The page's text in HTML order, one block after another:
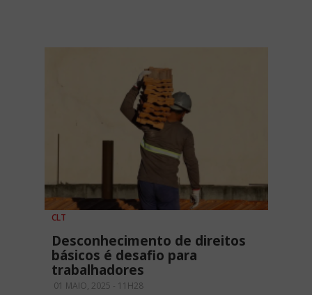
CLT
Desconhecimento de direitos
básicos é desafio para
trabalhadores
01 MAIO, 2025 - 11H28